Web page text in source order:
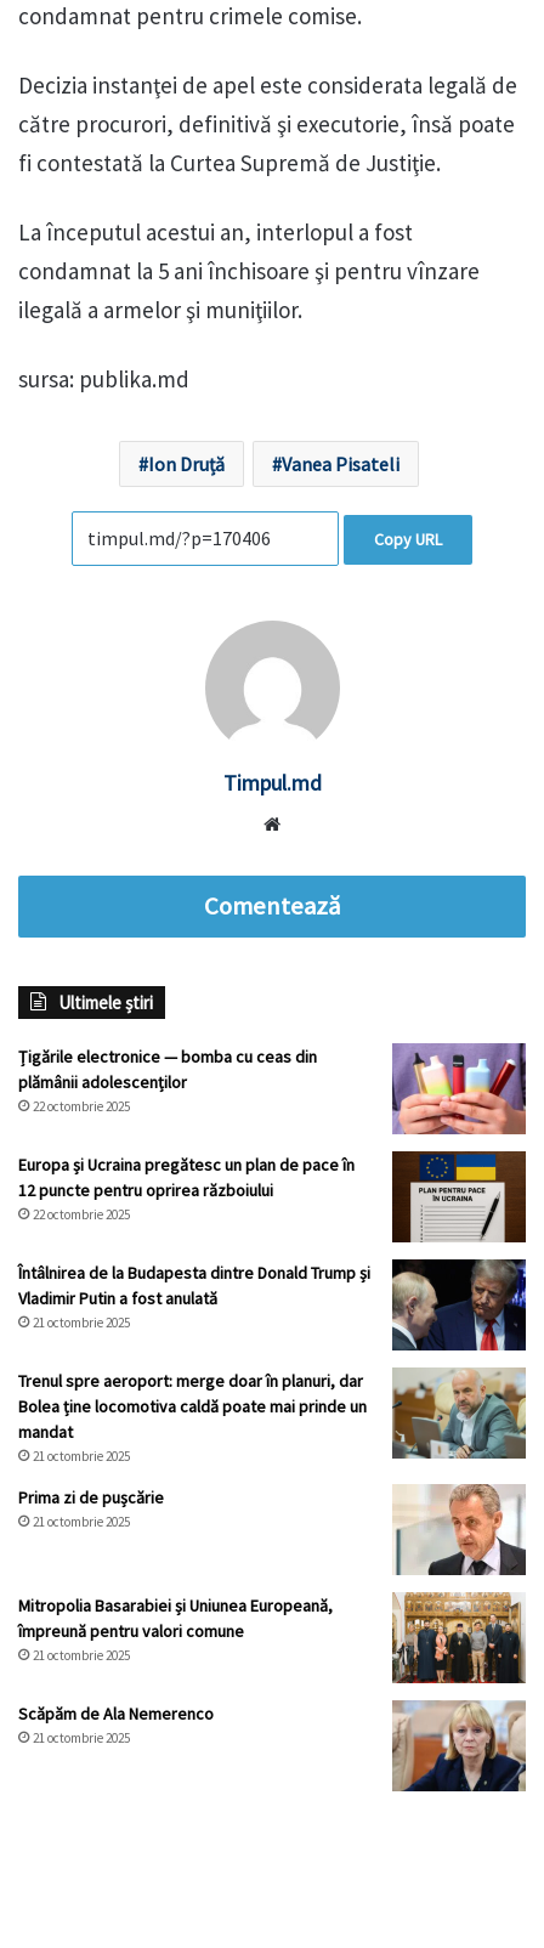
condamnat pentru crimele comise.
Decizia instanţei de apel este considerata legală de
către procurori, definitivă şi executorie, însă poate
fi contestată la Curtea Supremă de Justiţie.
La începutul acestui an, interlopul a fost
condamnat la 5 ani închisoare şi pentru vînzare
ilegală a armelor şi muniţiilor.
sursa: publika.md
Ion Druță Vanea Pisateli
Copy URL
Timpul.md
Comentează
Ultimele știri
Țigările electronice — bomba cu ceas din
plămânii adolescenților
22 octombrie 2025
Europa și Ucraina pregătesc un plan de pace în
12 puncte pentru oprirea războiului
22 octombrie 2025
Întâlnirea de la Budapesta dintre Donald Trump și
Vladimir Putin a fost anulată
21 octombrie 2025
Trenul spre aeroport: merge doar în planuri, dar
Bolea ține locomotiva caldă poate mai prinde un
mandat
21 octombrie 2025
Prima zi de pușcărie
21 octombrie 2025
Mitropolia Basarabiei și Uniunea Europeană,
împreună pentru valori comune
21 octombrie 2025
Scăpăm de Ala Nemerenco
21 octombrie 2025